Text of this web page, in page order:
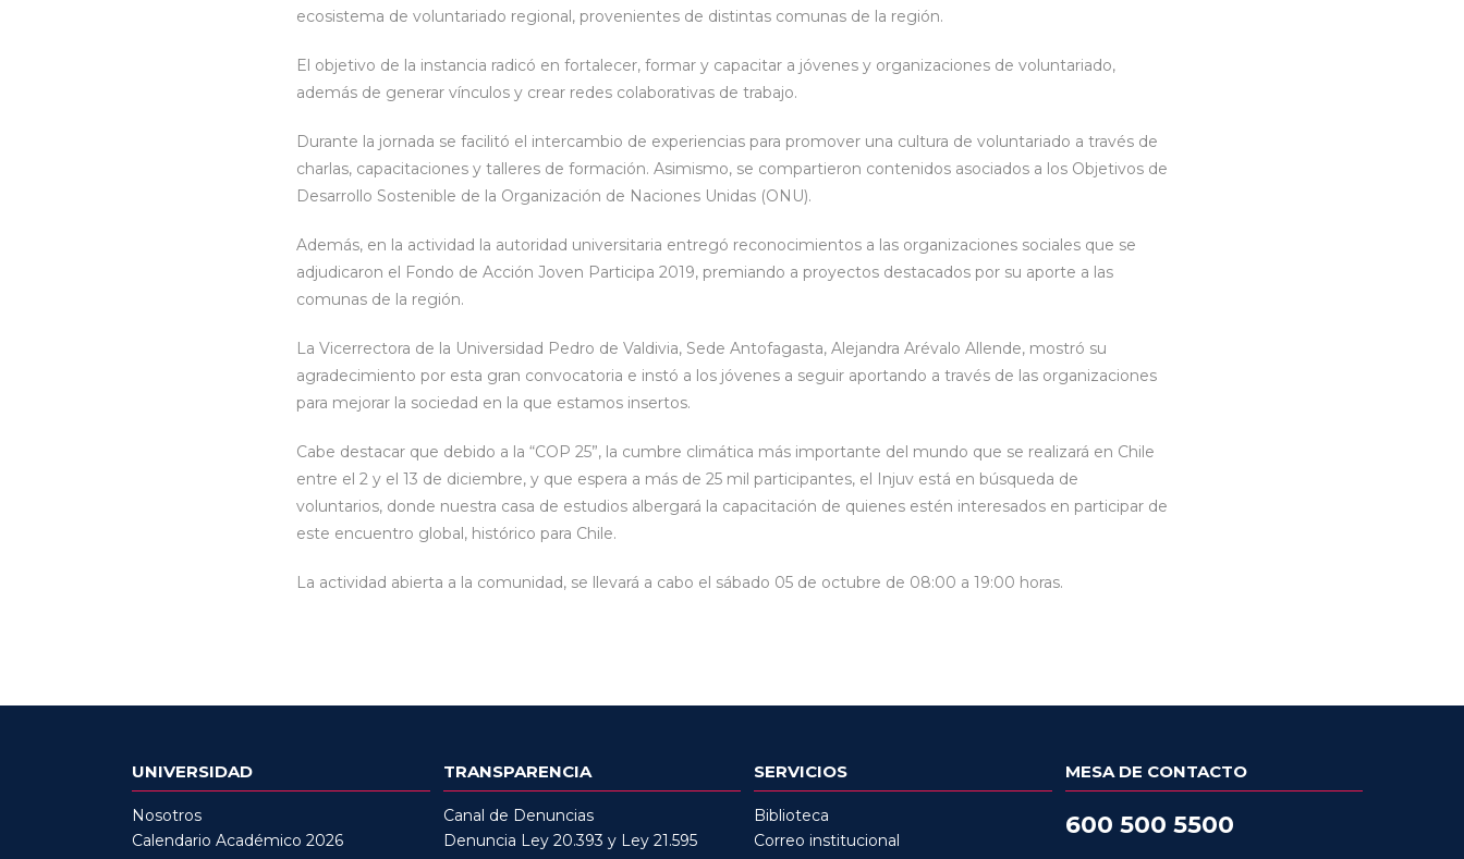
ecosistema de voluntariado regional, provenientes de distintas comunas de la región.
El objetivo de la instancia radicó en fortalecer, formar y capacitar a jóvenes y organizaciones de voluntariado,
además de generar vínculos y crear redes colaborativas de trabajo.
Durante la jornada se facilitó el intercambio de experiencias para promover una cultura de voluntariado a través de
charlas, capacitaciones y talleres de formación. Asimismo, se compartieron contenidos asociados a los Objetivos de
Desarrollo Sostenible de la Organización de Naciones Unidas (ONU).
Además, en la actividad la autoridad universitaria entregó reconocimientos a las organizaciones sociales que se
adjudicaron el Fondo de Acción Joven Participa 2019, premiando a proyectos destacados por su aporte a las
comunas de la región.
La Vicerrectora de la Universidad Pedro de Valdivia, Sede Antofagasta, Alejandra Arévalo Allende, mostró su
agradecimiento por esta gran convocatoria e instó a los jóvenes a seguir aportando a través de las organizaciones
para mejorar la sociedad en la que estamos insertos.
Cabe destacar que debido a la “COP 25”, la cumbre climática más importante del mundo que se realizará en Chile
entre el 2 y el 13 de diciembre, y que espera a más de 25 mil participantes, el Injuv está en búsqueda de
voluntarios, donde nuestra casa de estudios albergará la capacitación de quienes estén interesados en participar de
este encuentro global, histórico para Chile.
La actividad abierta a la comunidad, se llevará a cabo el sábado 05 de octubre de 08:00 a 19:00 horas.
UNIVERSIDAD
Nosotros
Calendario Académico 2026
TRANSPARENCIA
Canal de Denuncias
Denuncia Ley 20.393 y Ley 21.595
SERVICIOS
Biblioteca
Correo institucional
MESA DE CONTACTO
600 500 5500